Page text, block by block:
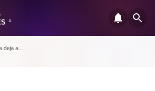
®
deja a...